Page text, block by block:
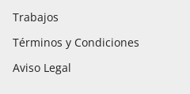
Trabajos
Términos y Condiciones
Aviso Legal